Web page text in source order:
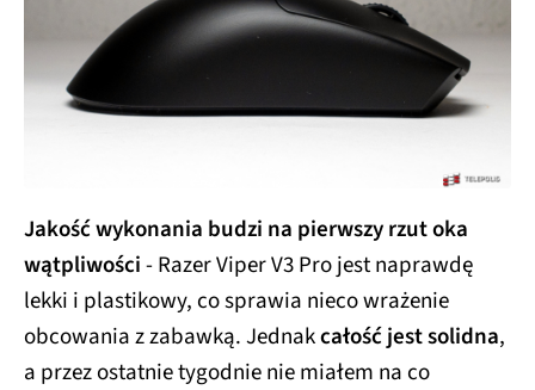
Jakość wykonania budzi na pierwszy rzut oka
wątpliwości- Razer Viper V3 Pro jest naprawdę
lekki i plastikowy, co sprawia nieco wrażenie
obcowania z zabawką. Jednakcałość jest solidna,
a przez ostatnie tygodnie nie miałem na co